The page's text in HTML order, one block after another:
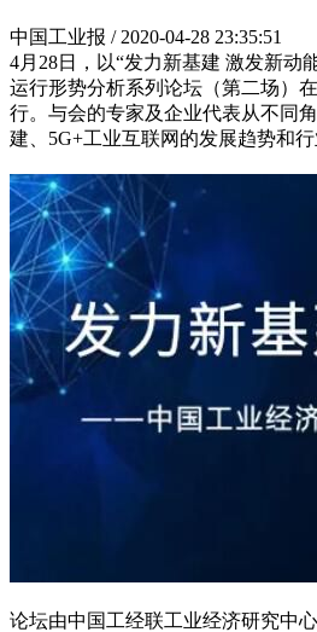
中国工业报 / 2020-04-28 23:35:51
4月28日，以“发力新基建 激发新动
运行形势分析系列论坛（第二场）
行。与会的专家及企业代表从不同
建、5G+工业互联网的发展趋势和行
论坛由中国工经联工业经济研究中